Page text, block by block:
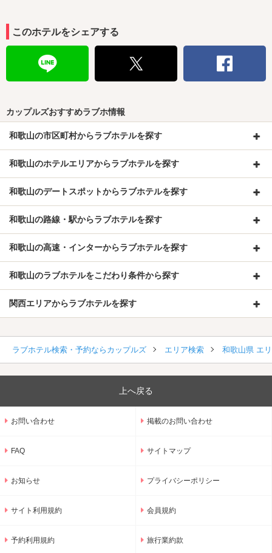
このホテルをシェアする
カップルズおすすめラブホ情報
和歌山の市区町村からラブホテルを探す
和歌山のホテルエリアからラブホテルを探す
和歌山のデートスポットからラブホテルを探す
和歌山の路線・駅からラブホテルを探す
和歌山の高速・インターからラブホテルを探す
和歌山のラブホテルをこだわり条件から探す
関西エリアからラブホテルを探す
ラブホテル検索・予約ならカップルズ エリア検索 和歌山県 エ
上へ戻る
お問い合わせ 掲載のお問い合わせ
FAQ サイトマップ
お知らせ プライバシーポリシー
サイト利用規約 会員規約
予約利用規約 旅行業約款